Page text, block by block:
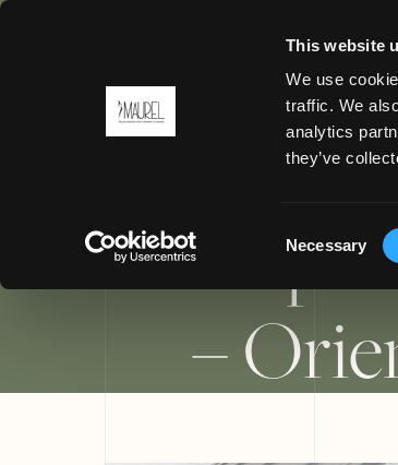
This website
We use
traffic. We
analytics
they’ve
Selection
Necessary
Des
les
–